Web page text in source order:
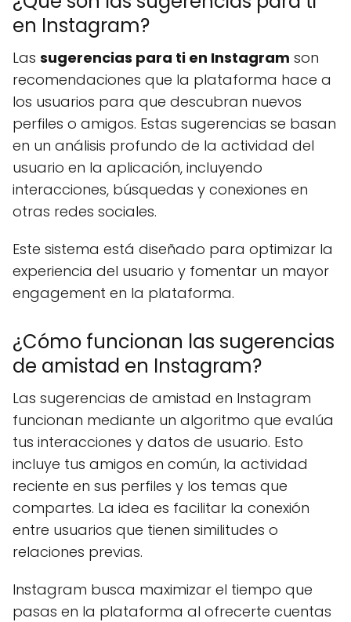
en Instagram?
Las sugerencias para ti en Instagram son
recomendaciones que la plataforma hace a
los usuarios para que descubran nuevos
perfiles o amigos. Estas sugerencias se basan
en un análisis profundo de la actividad del
usuario en la aplicación, incluyendo
interacciones, búsquedas y conexiones en
otras redes sociales.
Este sistema está diseñado para optimizar la
experiencia del usuario y fomentar un mayor
engagement en la plataforma.
¿Cómo funcionan las sugerencias
de amistad en Instagram?
Las sugerencias de amistad en Instagram
funcionan mediante un algoritmo que evalúa
tus interacciones y datos de usuario. Esto
incluye tus amigos en común, la actividad
reciente en sus perfiles y los temas que
compartes. La idea es facilitar la conexión
entre usuarios que tienen similitudes o
relaciones previas.
Instagram busca maximizar el tiempo que
pasas en la plataforma al ofrecerte cuentas